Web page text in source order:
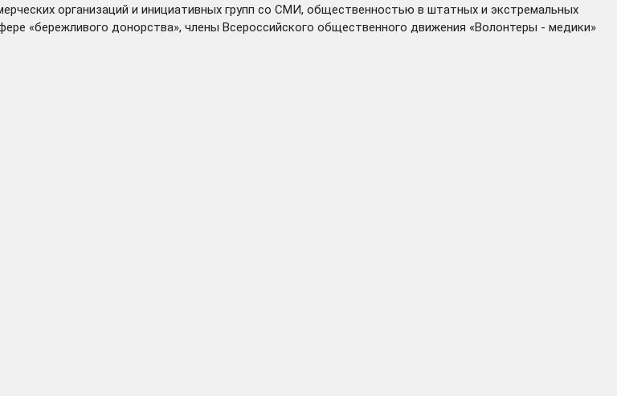
организаций и инициативных групп со СМИ, общественностью в штатных и экстремальных
«бережливого донорства», члены Всероссийского общественного движения «Волонтеры - медики»